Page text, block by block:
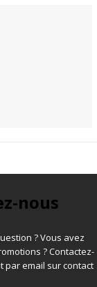
nous
? Vous avez
? Contactez-
par email sur contact